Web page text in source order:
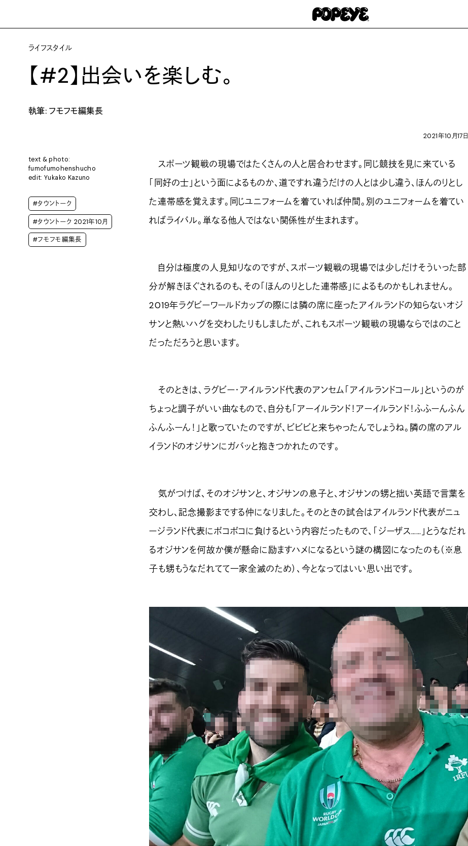
ライフスタイル
【#2】出会いを楽しむ。
執筆: フモフモ編集長
2021年10月17日
text & photo:
fumofumohenshucho
edit: Yukako Kazuno
#タウントーク
#タウントーク 2021年10月
#フモフモ編集長
スポーツ観戦の現場ではたくさんの人と居合わせます。同じ競技を見に来ている
「同好の士」という面によるものか、道ですれ違うだけの人とは少し違う、ほんのりとし
た連帯感を覚えます。同じユニフォームを着ていれば仲間。別のユニフォームを着てい
ればライバル。単なる他人ではない関係性が生まれます。
自分は極度の人見知りなのですが、スポーツ観戦の現場では少しだけそういった部
分が解きほぐされるのも、その「ほんのりとした連帯感」によるものかもしれません。
2019年ラグビーワールドカップの際には隣の席に座ったアイルランドの知らないオジ
サンと熱いハグを交わしたりもしましたが、これもスポーツ観戦の現場ならではのこと
だっただろうと思います。
そのときは、ラグビー・アイルランド代表のアンセム「アイルランドコール」というのが
ちょっと調子がいい曲なもので、自分も「アーイルランド！アーイルランド！ふふーんふん
ふんふーん！」と歌っていたのですが、ビビビと来ちゃったんでしょうね。隣の席のアル
イランドのオジサンにガバッと抱きつかれたのです。
気がつけば、そのオジサンと、オジサンの息子と、オジサンの甥と拙い英語で言葉を
交わし、記念撮影までする仲になりました。そのときの試合はアイルランド代表がニュ
ージランド代表にボコボコに負けるという内容だったもので、「ジーザス……」とうなだれ
るオジサンを何故か僕が懸命に励ますハメになるという謎の構図になったのも（※息
子も甥もうなだれてて一家全滅のため）、今となってはいい思い出です。